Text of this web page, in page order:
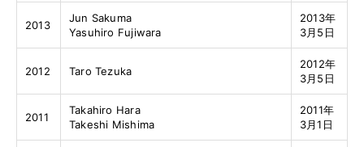
2013
Jun Sakuma
Yasuhiro Fujiwara
2013年
3月5日
2012 Taro Tezuka
2012年
3月5日
2011
Takahiro Hara
Takeshi Mishima
2011年
3月1日